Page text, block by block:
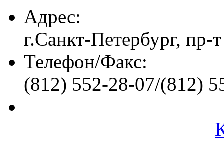
Адрес:
г.Санкт-Петербург, пр-
Телефон/Факс:
(812) 552-28-07/(812)